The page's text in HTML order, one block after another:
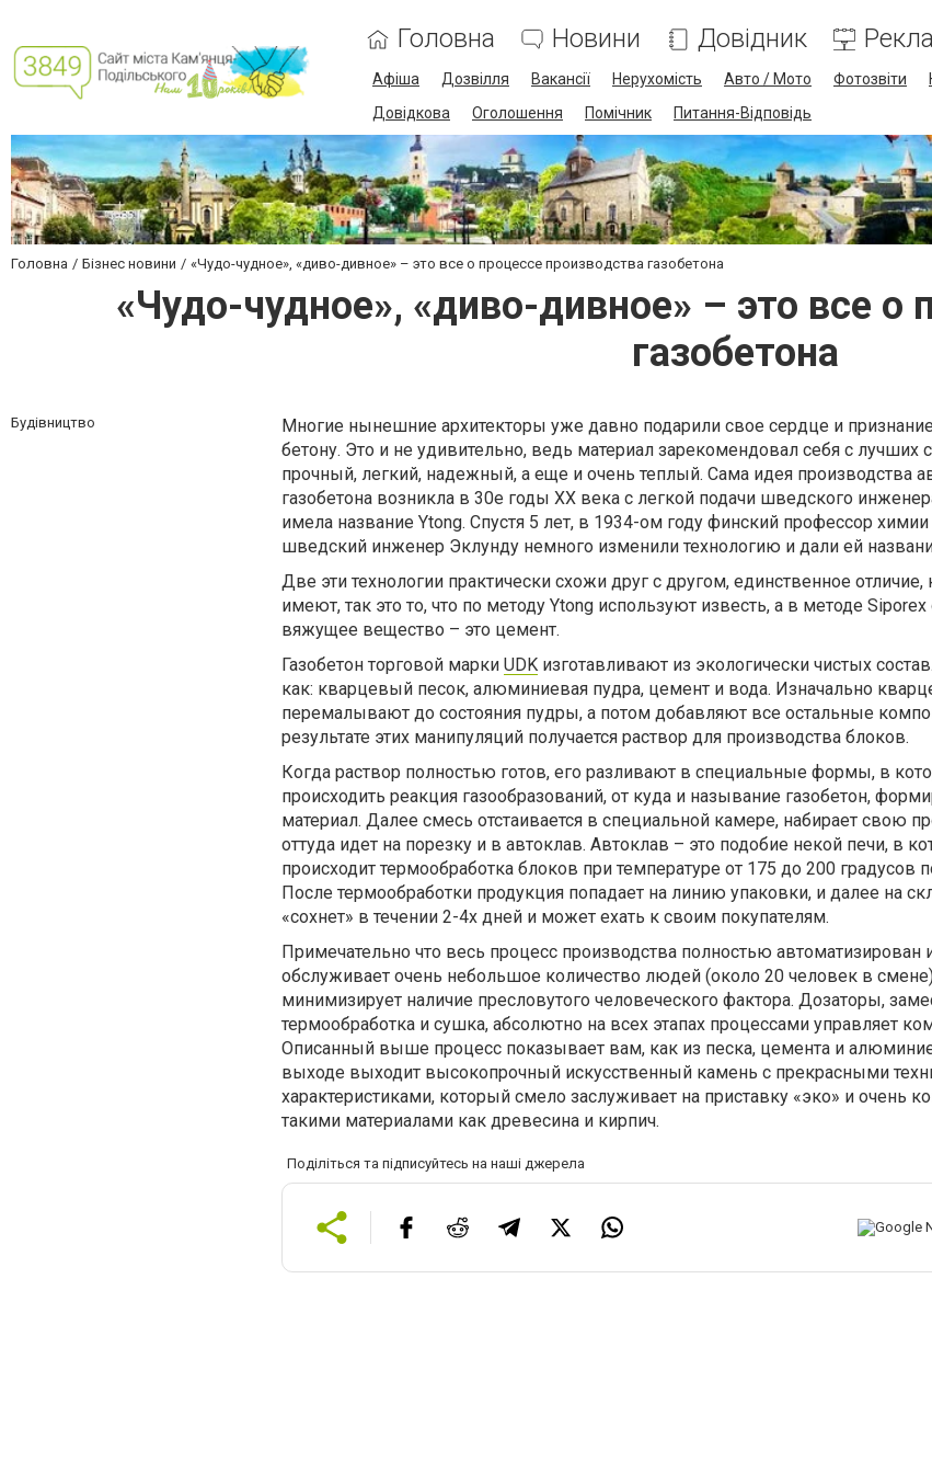
Головна Новини Довідник
Афіша Дозвілля Вакансії Нерухомість Авто / Мото Фотозвіти
Довідкова
Оголошення Помічник Питання-Відповідь
Головна Бізнес новини «Чудо-чудное», «диво-дивное» – это все о процессе производства газобетона
«Чудо-чудное», «диво-дивное» – это все о
газобетона
Будівництво
Многие нынешние архитекторы уже давно подарили свое сердце и
бетону. Это и не удивительно, ведь материал зарекомендовал себя с лучших
прочный, легкий, надежный, а еще и очень теплый. Сама идея производства
газобетона возникла в 30е годы ХХ века с легкой подачи шведского
имела название Ytong. Спустя 5 лет, в 1934-ом году финский профессор
шведский инженер Эклунду немного изменили технологию и дали ей
Две эти технологии практически схожи друг с другом, единственное отличие,
имеют, так это то, что по методу Ytong используют известь, а в методе
вяжущее вещество – это цемент.
Газобетон торговой марки UDK изготавливают из экологически чистых
как: кварцевый песок, алюминиевая пудра, цемент и вода. Изначально
перемалывают до состояния пудры, а потом добавляют все остальные
результате этих манипуляций получается раствор для производства блоков.
Когда раствор полностью готов, его разливают в специальные формы, в
происходить реакция газообразований, от куда и называние газобетон,
материал. Далее смесь отстаивается в специальной камере, набирает свою
оттуда идет на порезку и в автоклав. Автоклав – это подобие некой печи, в
происходит термообработка блоков при температуре от 175 до 200 градусов
После термообработки продукция попадает на линию упаковки, и далее на
«сохнет» в течении 2-4х дней и может ехать к своим покупателям.
Примечательно что весь процесс производства полностью автоматизирован
обслуживает очень небольшое количество людей (около 20 человек в
минимизирует наличие пресловутого человеческого фактора. Дозаторы,
термообработка и сушка, абсолютно на всех этапах процессами управляет
Описанный выше процесс показывает вам, как из песка, цемента и
выходе выходит высокопрочный искусственный камень с прекрасными
характеристиками, который смело заслуживает на приставку «эко» и очень
такими материалами как древесина и кирпич.
Поділіться та підписуйтесь на наші джерела